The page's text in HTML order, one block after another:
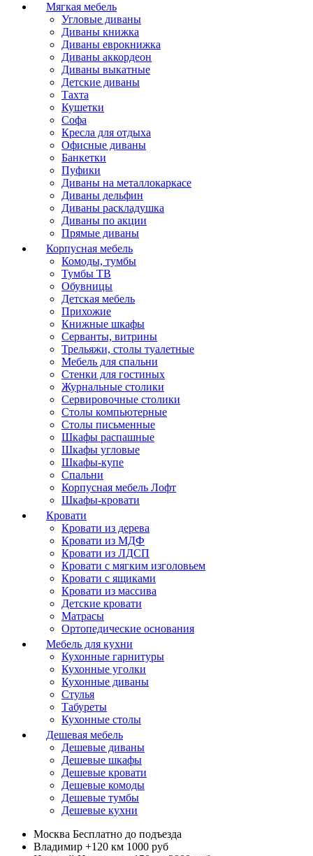
Мягкая мебель
Угловые диваны
Диваны книжка
Диваны еврокнижка
Диваны аккордеон
Диваны выкатные
Детские диваны
Тахта
Кушетки
Софа
Кресла для отдыха
Офисные диваны
Банкетки
Пуфики
Диваны на металлокаркасе
Диваны дельфин
Диваны раскладушка
Диваны по акции
Прямые диваны
Корпусная мебель
Комоды, тумбы
Тумбы ТВ
Обувницы
Детская мебель
Прихожие
Книжные шкафы
Серванты, витрины
Трельяжи, столы туалетные
Мебель для спальни
Стенки для гостиных
Журнальные столики
Сервировочные столики
Столы компьютерные
Столы письменные
Шкафы распашные
Шкафы угловые
Шкафы-купе
Спальни
Корпусная мебель Лофт
Шкафы-кровати
Кровати
Кровати из дерева
Кровати из МДФ
Кровати из ЛДСП
Кровати с мягким изголовьем
Кровати с ящиками
Кровати из массива
Детские кровати
Матрасы
Ортопедические основания
Мебель для кухни
Кухонные гарнитуры
Кухонные уголки
Кухонные диваны
Стулья
Табуреты
Кухонные столы
Дешевая мебель
Дешевые диваны
Дешевые шкафы
Дешевые кровати
Дешевые комоды
Дешевые тумбы
Дешевые кухни
Москва Бесплатно до подъезда
Владимир +120 км 1000 руб